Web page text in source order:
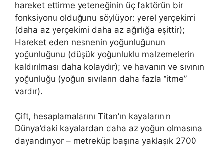
hareket ettirme yeteneğinin üç faktörün bir
fonksiyonu olduğunu söylüyor: yerel yerçekimi
(daha az yerçekimi daha az ağırlığa eşittir);
Hareket eden nesnenin yoğunluğunun
yoğunluğunu (düşük yoğunluklu malzemelerin
kaldırılması daha kolaydır); ve havanın ve sıvının
yoğunluğu (yoğun sıvıların daha fazla “itme”
vardır).
Çift, hesaplamalarını Titan’ın kayalarının
Dünya’daki kayalardan daha az yoğun olmasına
dayandırıyor – metreküp başına yaklaşık 2700